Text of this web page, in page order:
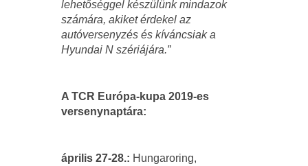
lehetőséggel készülünk mindazok
számára, akiket érdekel az
autóversenyzés és kíváncsiak a
Hyundai N szériájára.”
A TCR Európa-kupa 2019-es
versenynaptára:
április 27-28.: Hungaroring,